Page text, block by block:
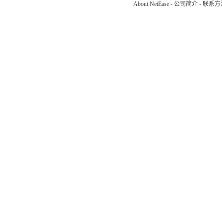
About NetEase - 公司简介 - 联系方